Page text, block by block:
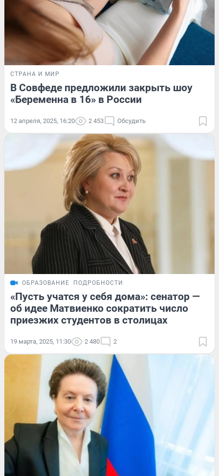
СТРАНА И МИР
В Совфеде предложили закрыть шоу
«Беременна в 16» в России
12 апреля, 2025, 16:20 2 453 Обсудить
ОБРАЗОВАНИЕ ПОДРОБНОСТИ
«Пусть учатся у себя дома»: сенатор —
об идее Матвиенко сократить число
приезжих студентов в столицах
19 марта, 2025, 11:30 2 480 2